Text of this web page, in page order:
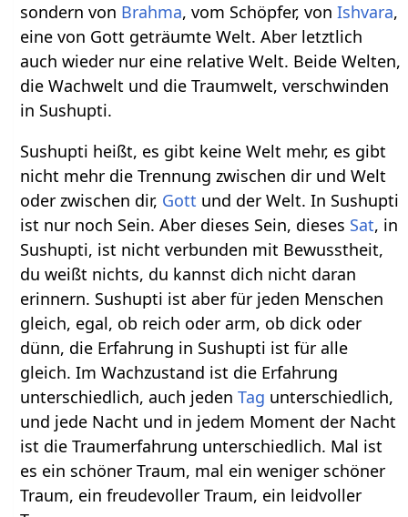
sondern von Brahma, vom Schöpfer, vonIshvara,
eine von Gott geträumte Welt. Aber letztlich
auch wieder nur eine relative Welt. Beide Welten,
die Wachwelt und die Traumwelt, verschwinden
in Sushupti.
Sushupti heißt, es gibt keine Welt mehr, es gibt
nicht mehr die Trennung zwischen dir und Welt
oder zwischen dir, Gott und der Welt. In Sushupti
ist nur noch Sein. Aber dieses Sein, dieses Sat, in
Sushupti, ist nicht verbunden mit Bewusstheit,
du weißt nichts, du kannst dich nicht daran
erinnern. Sushupti ist aber für jeden Menschen
gleich, egal, ob reich oder arm, ob dick oder
dünn, die Erfahrung in Sushupti ist für alle
gleich. Im Wachzustand ist die Erfahrung
unterschiedlich, auch jedenTag unterschiedlich,
und jede Nacht und in jedem Moment der Nacht
ist die Traumerfahrung unterschiedlich. Mal ist
es ein schöner Traum, mal ein weniger schöner
Traum, ein freudevoller Traum, ein leidvoller